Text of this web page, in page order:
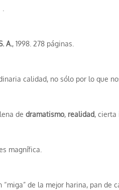
A., 1998. 278 páginas.
calidad, no sólo por lo que
de dramatismo, realidad, cierta
magnífica.
de la mejor harina, pan de